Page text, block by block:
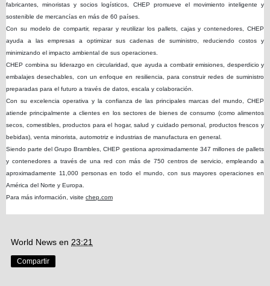
fabricantes, minoristas y socios logísticos, CHEP promueve el movimiento inteligente y
sostenible de mercancías en más de 60 países.
Con su modelo de compartir, reparar y reutilizar los pallets, cajas y contenedores, CHEP
ayuda a las empresas a optimizar sus cadenas de suministro, reduciendo costos y
minimizando el impacto ambiental de sus operaciones.
CHEP combina su liderazgo en circularidad, que ayuda a combatir emisiones, desperdicio y
embalajes desechables, con un enfoque en resiliencia, para construir redes de suministro
preparadas para el futuro a través de datos, escala y colaboración.
Con su excelencia operativa y la confianza de las principales marcas del mundo, CHEP
atiende principalmente a clientes en los sectores de bienes de consumo (como alimentos
secos, comestibles, productos para el hogar, salud y cuidado personal, productos frescos y
bebidas), venta minorista, automotriz e industrias de manufactura en general.
Siendo parte del Grupo Brambles, CHEP gestiona aproximadamente 347 millones de pallets
y contenedores a través de una red con más de 750 centros de servicio, empleando a
aproximadamente 11,000 personas en todo el mundo, con sus mayores operaciones en
América del Norte y Europa.
Para más información, visite chep.com
World News en 23:21
Compartir